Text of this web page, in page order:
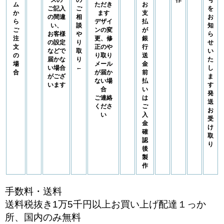
ム
か
ら
ご
注
文
の
場
合
ご記入
の間違
い、
お客様
の設定
などで
届かな
い場合
がござ
います
ご
相
談
や
り
取
り
←
ただき
ます
デザイ
ンの変
更、修
正のや
り取り
メール
が届か
ない場
合
ご連絡
くださ
い
お
支
払
が
銀
行
送
金
前
払
い
は
ご
入
金
確
認
後
製
作
を
お
知
ら
せ
い
た
し
ま
す
発
送
お
受
け
取
り
手数料・送料
送料税抜き1万5千円以上お買い上げ配達１っか
所、国内のみ無料